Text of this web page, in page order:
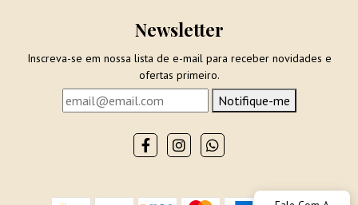
Newsletter
Inscreva-se em nossa lista de e-mail para receber novidades e
ofertas primeiro.
Notifique-me